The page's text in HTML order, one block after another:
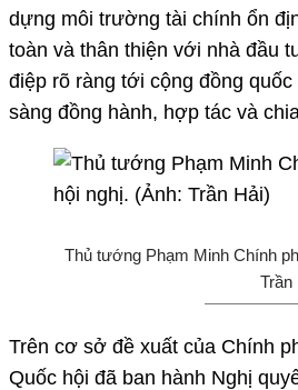
dựng môi trường tài chính ổn
toàn và thân thiện với nhà đầu
điệp rõ ràng tới cộng đồng
sàng đồng hành, hợp tác và
Thủ tướng Phạm Minh Chính
Trần
Trên cơ sở đề xuất của Chính
Quốc hội đã ban hành Nghị